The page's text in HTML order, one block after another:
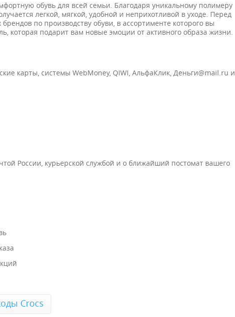
обувь для всей семьи. Благодаря уникальному полимеру
легкой, мягкой, удобной и неприхотливой в уходе. Перед
по производству обуви, в ассортименте которого вы
которая подарит вам новые эмоции от активного образа жизни.
карты, системы WebMoney, QIWI, АльфаКлик, Деньги@mail.ru и
России, курьерской службой и о ближайший постомат вашего
Crocs